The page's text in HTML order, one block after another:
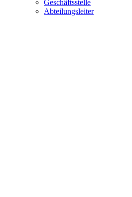
Geschäftsstelle
Abteilungsleiter